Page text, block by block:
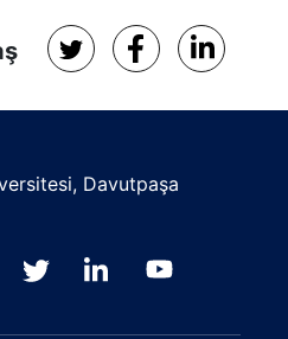
Davutpaşa